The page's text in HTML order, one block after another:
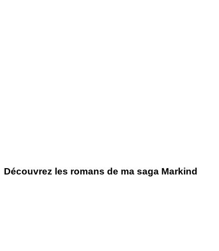
Découvrez les romans de ma saga Markind